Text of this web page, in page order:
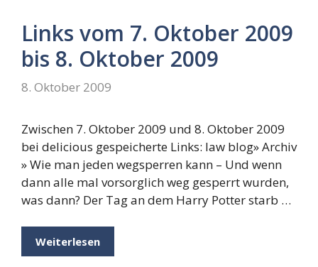
Links vom 7. Oktober 2009
bis 8. Oktober 2009
8. Oktober 2009
Zwischen 7. Oktober 2009 und 8. Oktober 2009
bei delicious gespeicherte Links: law blog» Archiv
» Wie man jeden wegsperren kann – Und wenn
dann alle mal vorsorglich weg gesperrt wurden,
was dann? Der Tag an dem Harry Potter starb …
Weiterlesen